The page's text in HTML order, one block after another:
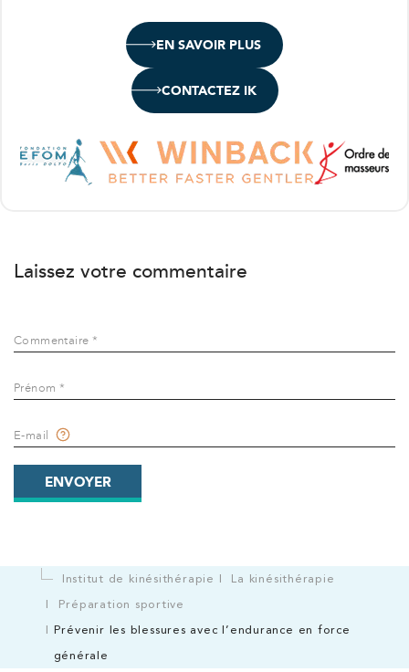
EN SAVOIR PLUS
CONTACTEZ IK
Laissez votre commentaire
Commentaire *
Prénom *
E-mail
ENVOYER
Institut de kinésithérapie
La kinésithérapie
Préparation sportive
Prévenir les blessures avec l’endurance en force
générale